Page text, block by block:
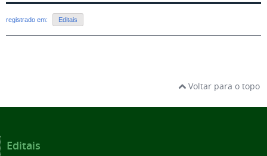
registrado em: Editais
Voltar para o topo
Editais